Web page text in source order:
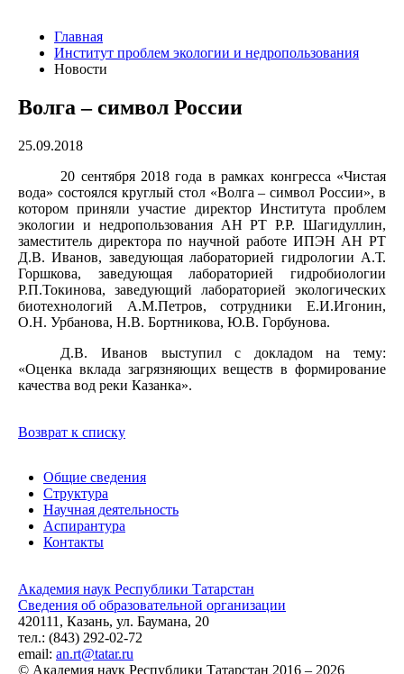
Главная
Институт проблем экологии и недропользования
Новости
Волга – символ России
25.09.2018
20 сентября 2018 года в рамках конгресса «Чистая
вода» состоялся круглый стол «Волга – символ России», в
которомприняли участие директор Института проблем
экологии и недропользования АН РТ Р.Р. Шагидуллин,
заместитель директора по научной работе ИПЭН АН РТ
Д.В. Иванов, заведующая лабораторией гидрологии А.Т.
Горшкова, заведующая лабораторией гидробиологии
Р.П.Токинова, заведующий лабораторией экологических
биотехнологий А.М.Петров, сотрудники Е.И.Игонин,
О.Н. Урбанова, Н.В. Бортникова, Ю.В. Горбунова.
Д.В. Иванов выступил с докладом на тему:
«Оценка вклада загрязняющих веществ в формирование
качества вод реки Казанка».
Возврат к списку
Общие сведения
Структура
Научная деятельность
Аспирантура
Контакты
Академия наук Республики Татарстан
Сведения об образовательной организации
420111, Казань, ул. Баумана, 20
тел.: (843) 292-02-72
email: an.rt@tatar.ru
© Академия наук Республики Татарстан 2016 – 2026